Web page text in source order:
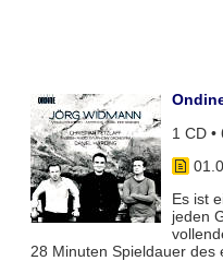
1 CD •
Es ist
jeden
28 Minuten Spieldauer des